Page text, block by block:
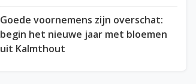
Goede voornemens zijn overschat:
begin het nieuwe jaar met bloemen
uit Kalmthout